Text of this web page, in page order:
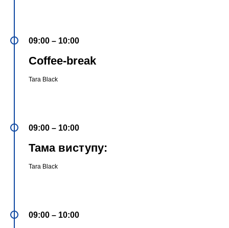
09:00 – 10:00
Coffee-break
Tara Black
09:00 – 10:00
Тама виступу:
Tara Black
09:00 – 10:00